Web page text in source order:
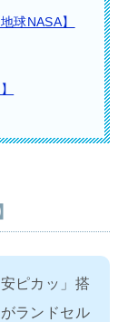
球NASA】
ピカッ」搭
ランドセル